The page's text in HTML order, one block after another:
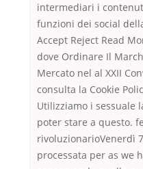
intermediari i
funzioni dei social
Accept Reject Read
dove Ordinare Il
Mercato nel al XXII
consulta la Cookie
Utilizziamo i sessuale
poter stare a questo.
rivoluzionarioVenerdì
processata per as we